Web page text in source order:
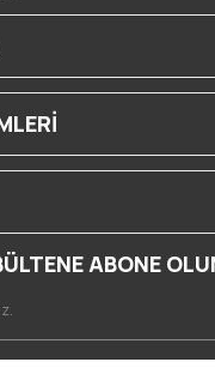
ABONE